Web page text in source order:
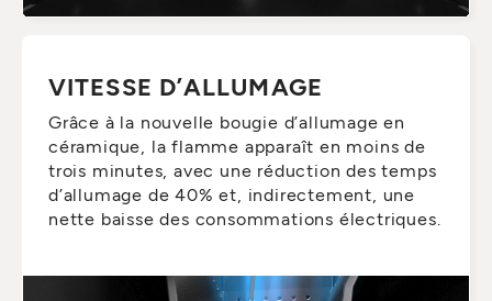
VITESSE D’ALLUMAGE
Grâce à la nouvelle bougie d’allumage en
céramique, la flamme apparaît en moins de
trois minutes, avec une réduction des temps
d’allumage de 40% et, indirectement, une
nette baisse des consommations électriques.